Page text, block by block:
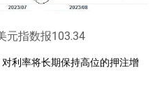
元指数报103.34
利率将长期保持高位的押注增